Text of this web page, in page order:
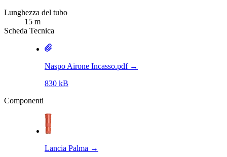
Lunghezza del tubo
15 m
Scheda Tecnica
Naspo Airone Incasso.pdf→
830 kB
Componenti
Lancia Palma →